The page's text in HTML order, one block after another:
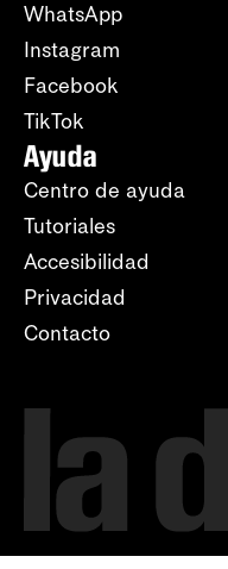
WhatsApp
Instagram
Facebook
TikTok
Ayuda
Centro de ayuda
Tutoriales
Accesibilidad
Privacidad
Contacto